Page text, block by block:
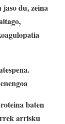
jaso du, zeina
baten
arrisku